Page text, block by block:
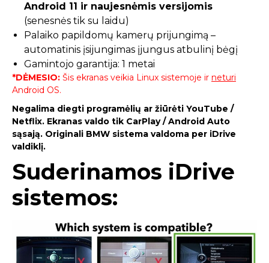
Android 11 ir naujesnėmis versijomis
(senesnės tik su laidu)
Palaiko papildomų kamerų prijungimą –
automatinis įsijungimas įjungus atbulinį bėgį
Gamintojo garantija: 1 metai
*DĖMESIO: Šis ekranas veikia Linux sistemoje ir neturi
Android OS.
Negalima diegti programėlių ar žiūrėti YouTube /
Netflix. Ekranas valdo tik CarPlay / Android Auto
sąsają. Originali BMW sistema valdoma per iDrive
valdiklį.
Suderinamos iDrive
sistemos: